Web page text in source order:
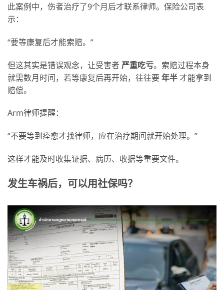
此案例中，伤者治疗了9个月后才联系律师。保险公司表
示：
“要等康复后才能索赔。”
但这其实是错误观念，让受害者严重吃亏。索赔过程本身
就需数月时间，若等康复后再开始，往往要年半才能拿到
赔偿。
Arm律师提醒：
“不要等到痊愈才找律师，应在治疗期间就开始处理。”
这样才能及时收集证据、病历、收据等重要文件。
发生车祸后，可以用社保吗？